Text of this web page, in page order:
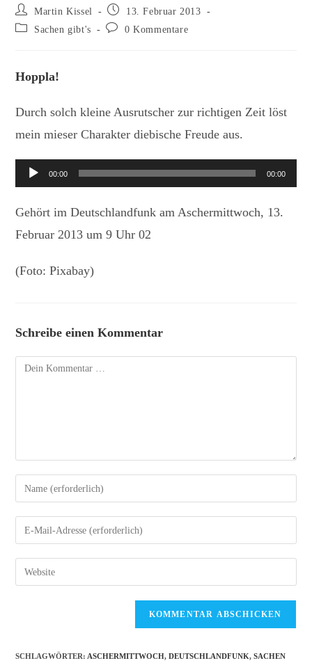
Beitrags-
Autor:
Martin Kissel
Beitrag
veröffentlicht:
13. Februar 2013
Beitrags-Sachen gibt's
Beitrags-0 Kommentare
Hoppla!
Durch solch kleine Ausrutscher zur richtigen Zeit löst
mein mieser Charakter diebische Freude aus.
Audio-00:00 00:00
Gehört im Deutschlandfunk am Aschermittwoch, 13.
Februar 2013 um 9 Uhr 02
(Foto: Pixabay)
Schreibe einen Kommentar
Kommentar
Gib
deinen
Namen
oder
zum
Kommentieren
Gib
deine
E-
Mail-
Gib
deine
(optional)
SCHLAGWÖRTER: ASCHERMITTWOCH, DEUTSCHLANDFUNK, SACHEN